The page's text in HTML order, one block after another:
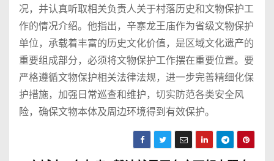
况，并认真听取相关负责人关于村落历史和文物保护工
作的情况介绍。他指出，辛寨龙王庙作为省级文物保护
单位，承载着丰富的历史文化价值，是区域文化遗产的
重要组成部分，必须将文物保护工作摆在重要位置。要
严格遵循文物保护相关法律法规，进一步完善精细化保
护措施，加强日常巡查和维护，切实防范各类安全风
险，确保文物本体及周边环境得到有效保护。